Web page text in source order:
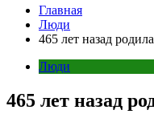
Главная
Люди
465 лет назад
Люди
465 лет назад